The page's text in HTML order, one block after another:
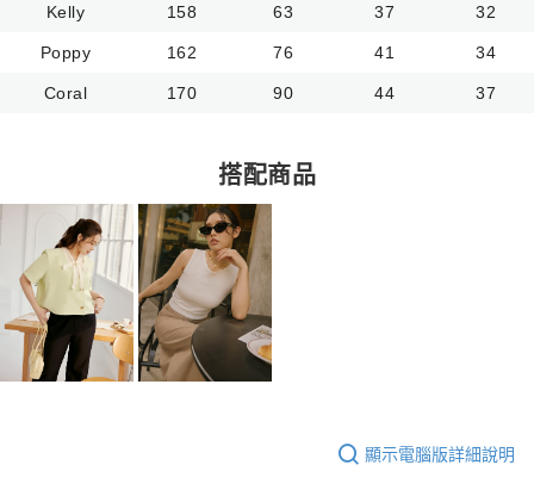
Kelly 158 63 37 32
Poppy 162 76 41 34
Coral 170 90 44 37
搭配商品
顯示電腦版詳細說明